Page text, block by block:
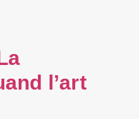
l’art